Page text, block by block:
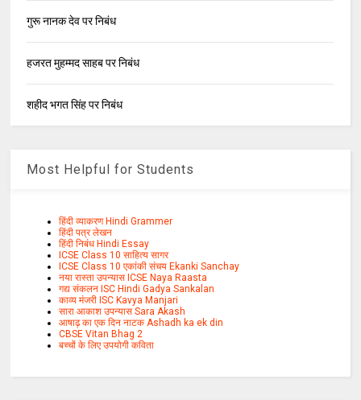
गुरू नानक देव पर निबंध
हजरत मुहम्मद साहब पर निबंध
शहीद भगत सिंह पर निबंध
Most Helpful for Students
हिंदी व्याकरण Hindi Grammer
हिंदी पत्र लेखन
हिंदी निबंध Hindi Essay
ICSE Class 10 साहित्य सागर
ICSE Class 10 एकांकी संचय Ekanki Sanchay
नया रास्ता उपन्यास ICSE Naya Raasta
गद्य संकलन ISC Hindi Gadya Sankalan
काव्य मंजरी ISC Kavya Manjari
सारा आकाश उपन्यास Sara Akash
आषाढ़ का एक दिन नाटक Ashadh ka ek din
CBSE Vitan Bhag 2
बच्चों के लिए उपयोगी कविता